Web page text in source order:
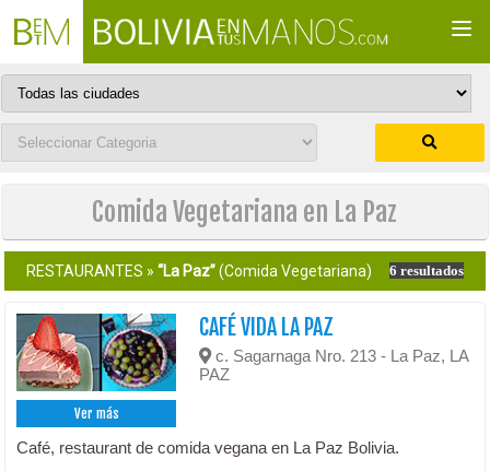
Comida Vegetariana en La Paz
RESTAURANTES »“La Paz”(Comida Vegetariana) 6 resultados
Ver más
CAFÉ VIDA LA PAZ
c. Sagarnaga Nro. 213 - La Paz, LA
PAZ
Café, restaurant de comida vegana en La Paz Bolivia.